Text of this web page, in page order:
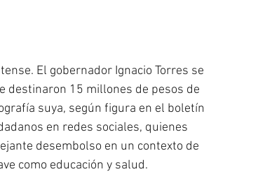
El gobernador Ignacio Torres se
destinaron 15 millones de pesos de
suya, según figura en el boletín
en redes sociales, quienes
desembolso en un contexto de
como educación y salud.